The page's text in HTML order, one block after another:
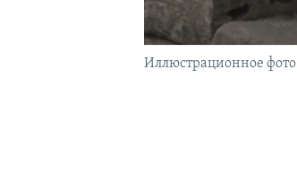
Иллюстрационное фото